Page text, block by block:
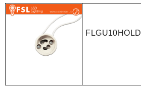
FLGU10HOLD